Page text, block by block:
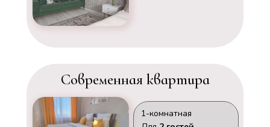
Современная квартира
1-комнатная